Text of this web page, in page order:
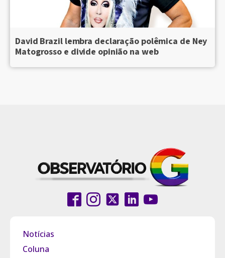
David Brazil lembra declaração polêmica de Ney
Matogrosso e divide opinião na web
Notícias
Coluna